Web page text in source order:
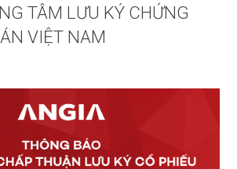
TÂM LƯU KÝ CHỨNG
VIỆT NAM